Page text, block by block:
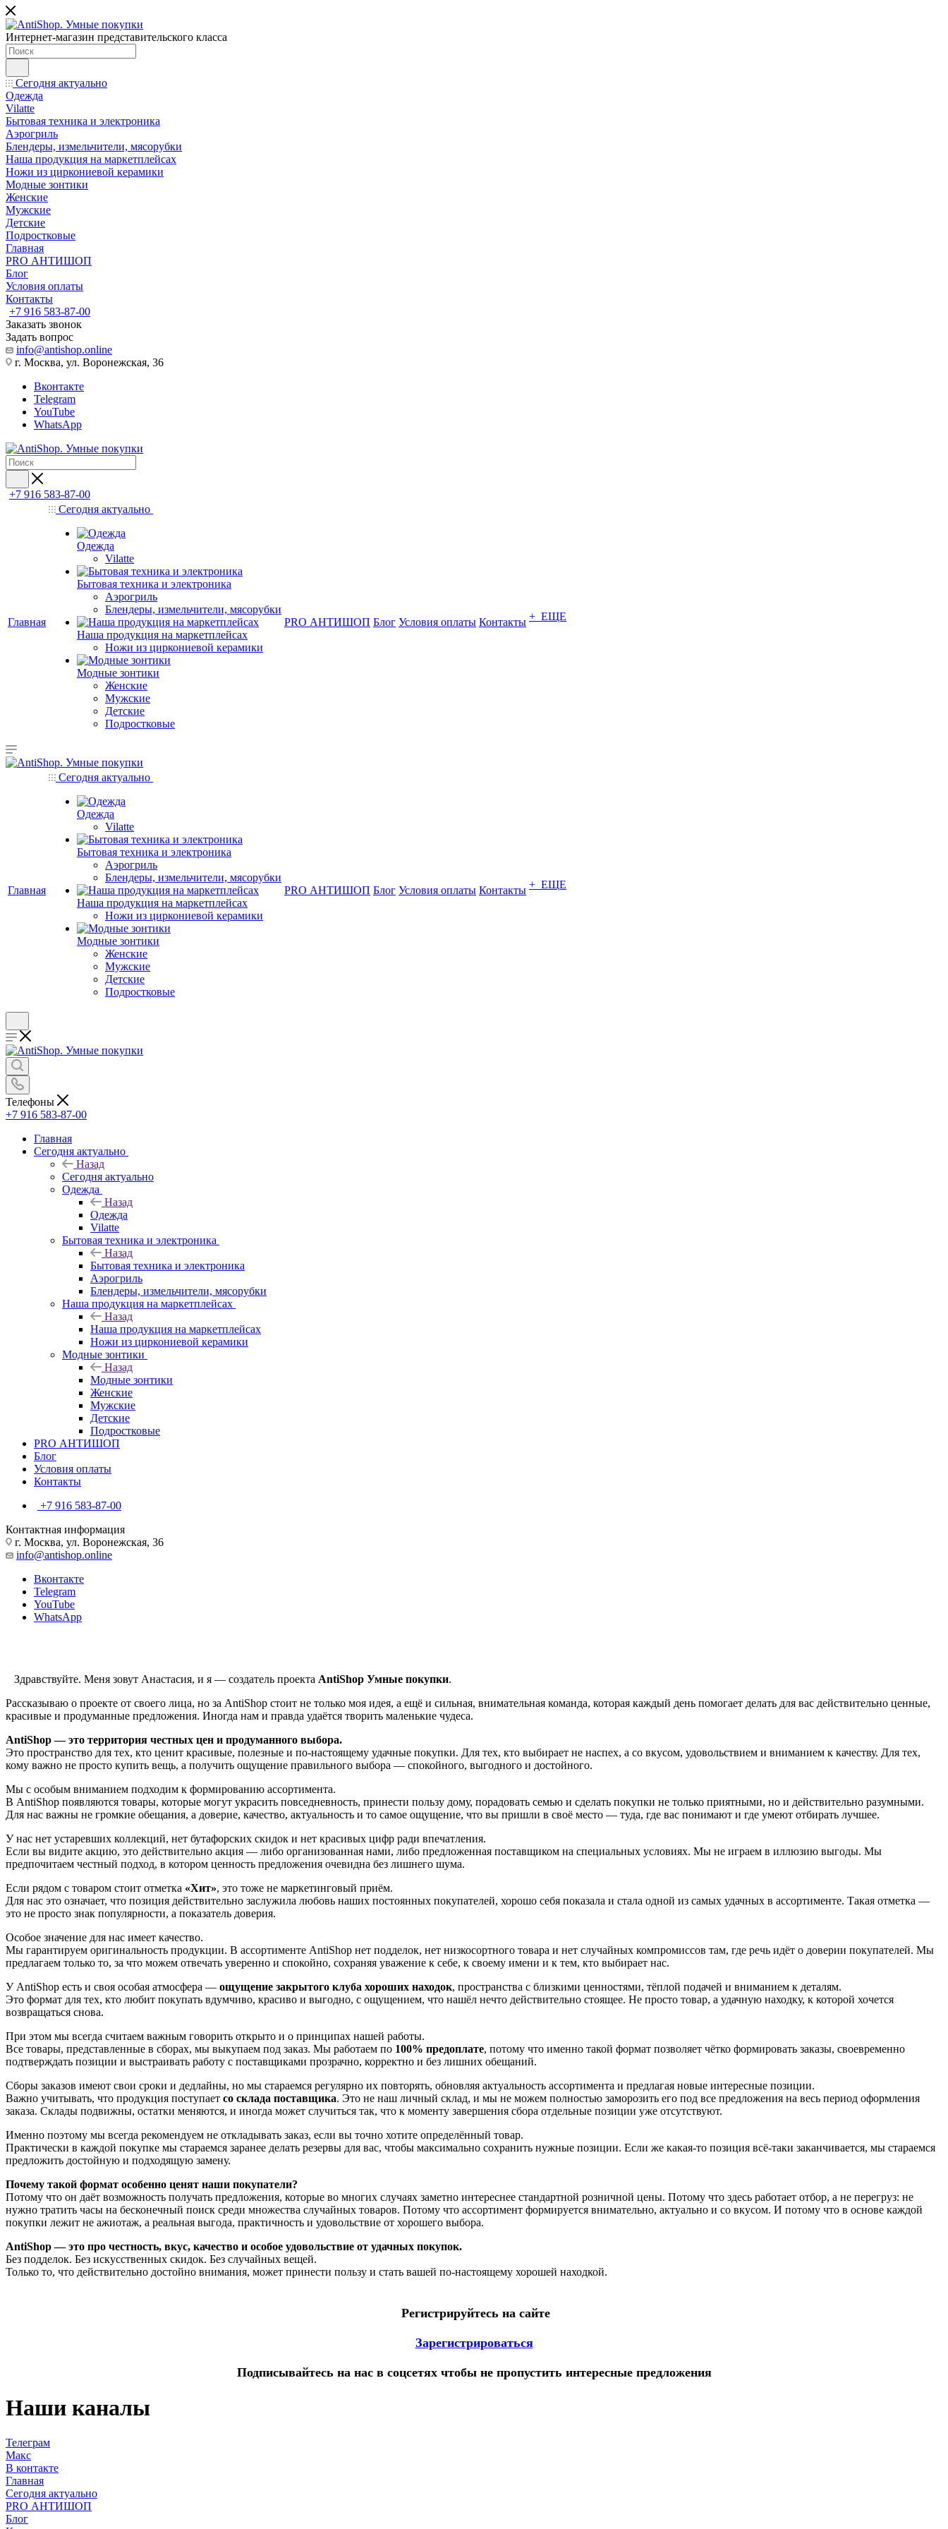
Интернет-магазин представительского класса
Сегодня актуально
Одежда
Vilatte
Бытовая техника и электроника
Аэрогриль
Блендеры, измельчители, мясорубки
Наша продукция на маркетплейсах
Ножи из циркониевой керамики
Модные зонтики
Женские
Мужские
Детские
Подростковые
Главная
PRO АНТИШОП
Блог
Условия оплаты
Контакты
+7 916 583-87-00
Заказать звонок
Задать вопрос
info@antishop.online
г. Москва, ул. Воронежская, 36
Вконтакте
Telegram
YouTube
WhatsApp
+7 916 583-87-00
Главная
Сегодня актуально
Одежда
Vilatte
Бытовая техника и электроника
Аэрогриль
Блендеры, измельчители, мясорубки
Наша продукция на маркетплейсах
Ножи из циркониевой керамики
Модные зонтики
Женские
Мужские
Детские
Подростковые
PRO АНТИШОП Блог Условия оплаты Контакты + ЕЩЕ
Главная
Сегодня актуально
Одежда
Vilatte
Бытовая техника и электроника
Аэрогриль
Блендеры, измельчители, мясорубки
Наша продукция на маркетплейсах
Ножи из циркониевой керамики
Модные зонтики
Женские
Мужские
Детские
Подростковые
PRO АНТИШОП Блог Условия оплаты Контакты + ЕЩЕ
Телефоны
+7 916 583-87-00
Главная
Сегодня актуально
Назад
Сегодня актуально
Одежда
Назад
Одежда
Vilatte
Бытовая техника и электроника
Назад
Бытовая техника и электроника
Аэрогриль
Блендеры, измельчители, мясорубки
Наша продукция на маркетплейсах
Назад
Наша продукция на маркетплейсах
Ножи из циркониевой керамики
Модные зонтики
Назад
Модные зонтики
Женские
Мужские
Детские
Подростковые
PRO АНТИШОП
Блог
Условия оплаты
Контакты
+7 916 583-87-00
Контактная информация
г. Москва, ул. Воронежская, 36
info@antishop.online
Вконтакте
Telegram
YouTube
WhatsApp
Здравствуйте. Меня зовут Анастасия, и я — создатель проекта AntiShop Умные покупки.
Рассказываю о проекте от своего лица, но за AntiShop стоит не только моя идея, а ещё и сильная, внимательная команда, которая каждый день помогает делать для вас действительно ценные,
красивые и продуманные предложения. Иногда нам и правда удаётся творить маленькие чудеса.
AntiShop — это территория честных цен и продуманного выбора.
Это пространство для тех, кто ценит красивые, полезные и по-настоящему удачные покупки. Для тех, кто выбирает не наспех, а со вкусом, удовольствием и вниманием к качеству. Для тех,
кому важно не просто купить вещь, а получить ощущение правильного выбора — спокойного, выгодного и достойного.
Мы с особым вниманием подходим к формированию ассортимента.
В AntiShop появляются товары, которые могут украсить повседневность, принести пользу дому, порадовать семью и сделать покупки не только приятными, но и действительно разумными.
Для нас важны не громкие обещания, а доверие, качество, актуальность и то самое ощущение, что вы пришли в своё место — туда, где вас понимают и где умеют отбирать лучшее.
У нас нет устаревших коллекций, нет бутафорских скидок и нет красивых цифр ради впечатления.
Если вы видите акцию, это действительно акция — либо организованная нами, либо предложенная поставщиком на специальных условиях. Мы не играем в иллюзию выгоды. Мы
предпочитаем честный подход, в котором ценность предложения очевидна без лишнего шума.
Если рядом с товаром стоит отметка «Хит», это тоже не маркетинговый приём.
Для нас это означает, что позиция действительно заслужила любовь наших постоянных покупателей, хорошо себя показала и стала одной из самых удачных в ассортименте. Такая отметка —
это не просто знак популярности, а показатель доверия.
Особое значение для нас имеет качество.
Мы гарантируем оригинальность продукции. В ассортименте AntiShop нет подделок, нет низкосортного товара и нет случайных компромиссов там, где речь идёт о доверии покупателей. Мы
предлагаем только то, за что можем отвечать уверенно и спокойно, сохраняя уважение к себе, к своему имени и к тем, кто выбирает нас.
У AntiShop есть и своя особая атмосфера — ощущение закрытого клуба хороших находок, пространства с близкими ценностями, тёплой подачей и вниманием к деталям.
Это формат для тех, кто любит покупать вдумчиво, красиво и выгодно, с ощущением, что нашёл нечто действительно стоящее. Не просто товар, а удачную находку, к которой хочется
возвращаться снова.
При этом мы всегда считаем важным говорить открыто и о принципах нашей работы.
Все товары, представленные в сборах, мы выкупаем под заказ. Мы работаем по 100% предоплате, потому что именно такой формат позволяет чётко формировать заказы, своевременно
подтверждать позиции и выстраивать работу с поставщиками прозрачно, корректно и без лишних обещаний.
Сборы заказов имеют свои сроки и дедлайны, но мы стараемся регулярно их повторять, обновляя актуальность ассортимента и предлагая новые интересные позиции.
Важно учитывать, что продукция поступает со склада поставщика. Это не наш личный склад, и мы не можем полностью заморозить его под все предложения на весь период оформления
заказа. Склады подвижны, остатки меняются, и иногда может случиться так, что к моменту завершения сбора отдельные позиции уже отсутствуют.
Именно поэтому мы всегда рекомендуем не откладывать заказ, если вы точно хотите определённый товар.
Практически в каждой покупке мы стараемся заранее делать резервы для вас, чтобы максимально сохранить нужные позиции. Если же какая-то позиция всё-таки заканчивается, мы стараемся
предложить достойную и подходящую замену.
Почему такой формат особенно ценят наши покупатели?
Потому что он даёт возможность получать предложения, которые во многих случаях заметно интереснее стандартной розничной цены. Потому что здесь работает отбор, а не перегруз: не
нужно тратить часы на бесконечный поиск среди множества случайных товаров. Потому что ассортимент формируется внимательно, актуально и со вкусом. И потому что в основе каждой
покупки лежит не ажиотаж, а реальная выгода, практичность и удовольствие от хорошего выбора.
AntiShop — это про честность, вкус, качество и особое удовольствие от удачных покупок.
Без подделок. Без искусственных скидок. Без случайных вещей.
Только то, что действительно достойно внимания, может принести пользу и стать вашей по-настоящему хорошей находкой.
Регистрируйтесь на сайте
Зарегистрироваться
Подписывайтесь на нас в соцсетях чтобы не пропустить интересные предложения
Наши каналы
Телеграм
Макс
В контакте
Главная
Сегодня актуально
PRO АНТИШОП
Блог